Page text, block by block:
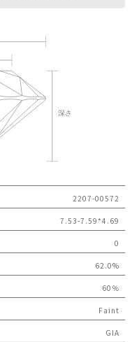
2207-00572
7.53-7.59*4.69
0
62.0%
60％
Faint
GIA